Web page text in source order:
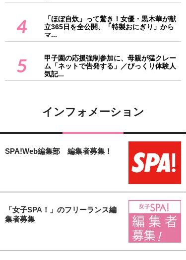
4
「ほぼ自炊」って驚き！女優・黒木華が献
立365日を全公開、「特製おにぎり」から
マ...
5
甲子園の応援強制参加に、母親が猛クレー
ム「ネットで告発する」／びっくり体験人
気記...
インフォメーション
SPA!Web編集部 編集者募集！
「女子SPA！」のフリーランス編
集者募集